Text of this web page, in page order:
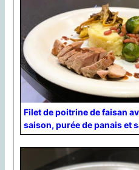
Filet de poitrine de faisan
saison, purée de panais et